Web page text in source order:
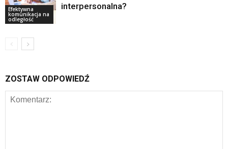
Efektywna
komunikacja na
odległość
interpersonalna?
ZOSTAW ODPOWIEDŹ